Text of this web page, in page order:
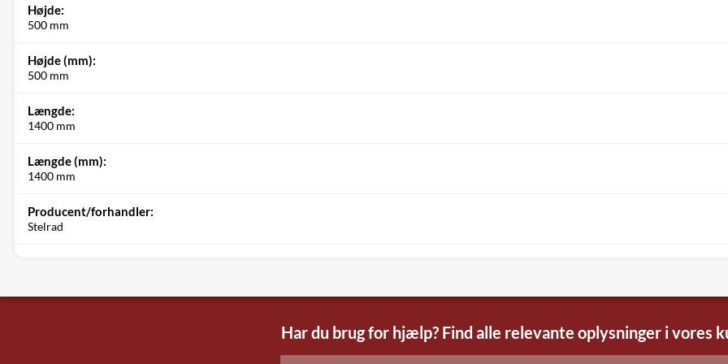
Højde:
500 mm
Højde (mm):
500 mm
Længde:
1400 mm
Længde (mm):
1400 mm
Producent/forhandler:
Stelrad
Har du brug for hjælp? Find alle relevante oplysninger i vores